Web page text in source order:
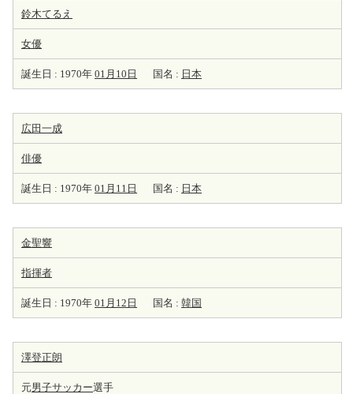
鈴木てるえ
女優
誕生日 : 1970年 01月10日 国名 : 日本
広田一成
俳優
誕生日 : 1970年 01月11日 国名 : 日本
金聖響
指揮者
誕生日 : 1970年 01月12日 国名 : 韓国
澤登正朗
元男子サッカー選手